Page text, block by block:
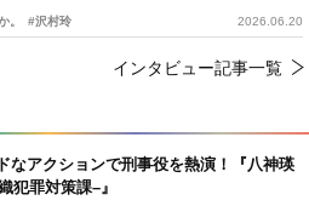
なアクションで刑事役を熱演！『八神瑛
犯罪対策課–』
。 #沢村玲 2026.06.20
インタビュー記事一覧